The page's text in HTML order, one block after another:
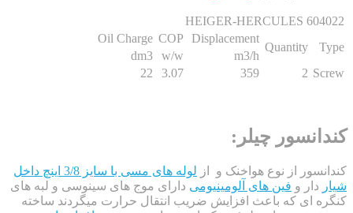
HEIGER-HERCULES
Quantity
Displacement
COP
Oil Charge
m3/h
dm3
2
22
چیلر:
از نوع هواخنک و از
لوله های مسی با سایز 3/8 اینچ داخل
و فین های آلومینیومیدارای موج های سینوسی و لبه های
ای که باعث افزایش ضریب انتقال حرارت میگردند ساخته